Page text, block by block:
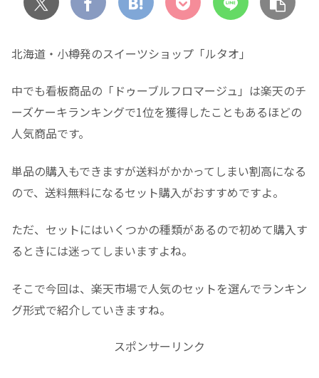
北海道・小樽発のスイーツショップ「ルタオ」
中でも看板商品の「ドゥーブルフロマージュ」は楽天のチ
ーズケーキランキングで1位を獲得したこともあるほどの
人気商品です。
単品の購入もできますが送料がかかってしまい割高になる
ので、送料無料になるセット購入がおすすめですよ。
ただ、セットにはいくつかの種類があるので初めて購入す
るときには迷ってしまいますよね。
そこで今回は、楽天市場で人気のセットを選んでランキン
グ形式で紹介していきますね。
スポンサーリンク